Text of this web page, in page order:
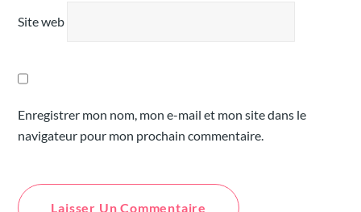
Site web
Enregistrer mon nom, mon e-mail et mon site dans le
navigateur pour mon prochain commentaire.